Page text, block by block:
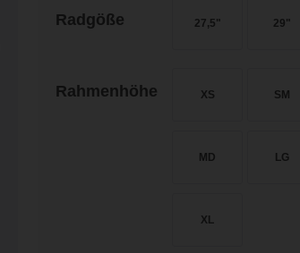
Radgöße 27,5" 29"
Rahmenhöhe XS SM
MD LG
XL